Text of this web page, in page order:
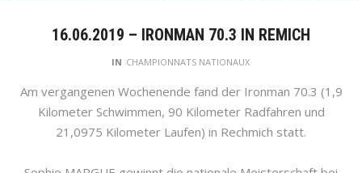
16.06.2019 – IRONMAN 70.3 IN REMICH
IN CHAMPIONNATS NATIONAUX
Am vergangenen Wochenende fand der Ironman 70.3 (1,9
Kilometer Schwimmen, 90 Kilometer Radfahren und
21,0975 Kilometer Laufen) in Rechmich statt.